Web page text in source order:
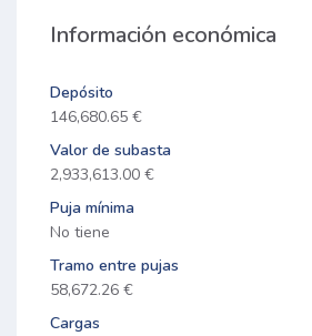
Información económica
Depósito
146,680.65 €
Valor de subasta
2,933,613.00 €
Puja mínima
No tiene
Tramo entre pujas
58,672.26 €
Cargas